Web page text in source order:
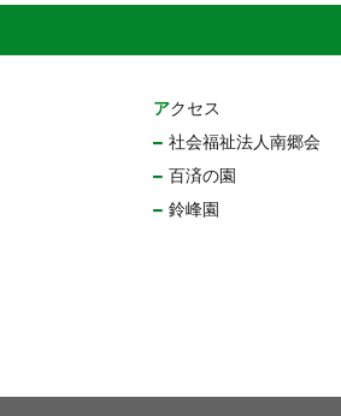
アクセス
社会福祉法人南郷会
百済の園
鈴峰園